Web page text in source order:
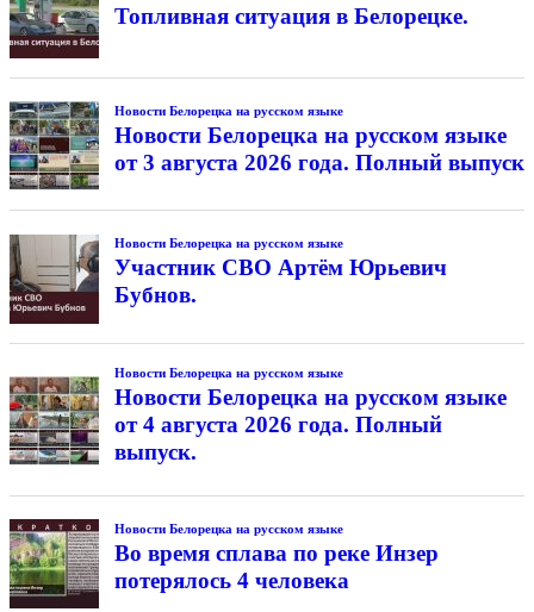
Топливная ситуация в Белорецке.
Новости Белорецка на русском языке
Новости Белорецка на русском языке
от 3 августа 2026 года. Полный выпуск
Новости Белорецка на русском языке
Участник СВО Артём Юрьевич
Бубнов.
Новости Белорецка на русском языке
Новости Белорецка на русском языке
от 4 августа 2026 года. Полный
выпуск.
Новости Белорецка на русском языке
Во время сплава по реке Инзер
потерялось 4 человека